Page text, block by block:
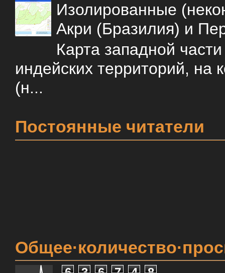
Изолированные
Акри (Бразилия) и
Карта западной
индейских территорий, на
(н...
Постоянные читатели